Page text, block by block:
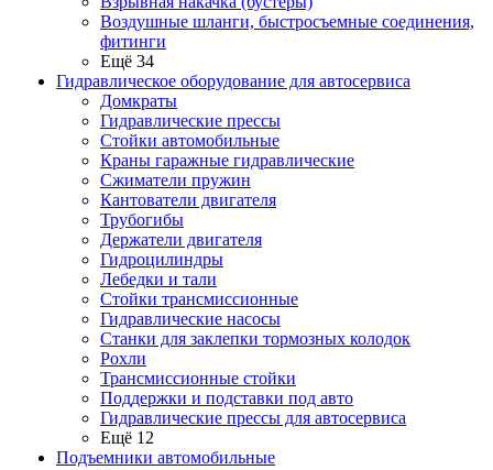
Воздушные шланги, быстросъемные соединения,
фитинги
Ещё 34
Гидравлическое оборудование для автосервиса
Домкраты
Гидравлические прессы
Стойки автомобильные
Краны гаражные гидравлические
Сжиматели пружин
Кантователи двигателя
Трубогибы
Держатели двигателя
Гидроцилиндры
Лебедки и тали
Стойки трансмиссионные
Гидравлические насосы
Cтанки для заклепки тормозных колодок
Рохли
Трансмиссионные стойки
Поддержки и подставки под авто
Гидравлические прессы для автосервиса
Ещё 12
Подъемники автомобильные